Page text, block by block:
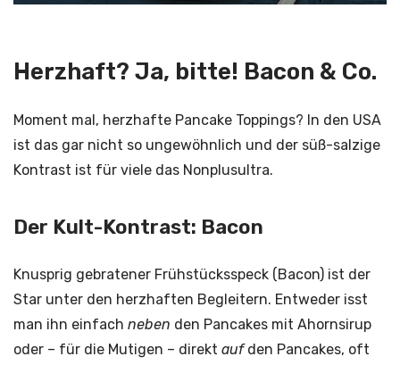
Herzhaft? Ja, bitte! Bacon & Co.
Moment mal, herzhafte Pancake Toppings? In den USA
ist das gar nicht so ungewöhnlich und der süß-salzige
Kontrast ist für viele das Nonplusultra.
Der Kult-Kontrast: Bacon
Knusprig gebratener Frühstücksspeck (Bacon) ist der
Star unter den herzhaften Begleitern. Entweder isst
man ihn einfach neben den Pancakes mit Ahornsirup
oder – für die Mutigen – direkt aufden Pancakes, oft